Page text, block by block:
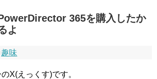
365を購入したか
よ
趣味
X(えっくす)です。